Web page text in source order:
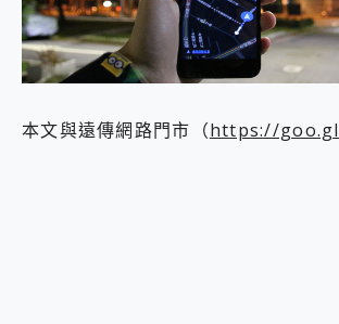
本文與遠傳網路門市（https://